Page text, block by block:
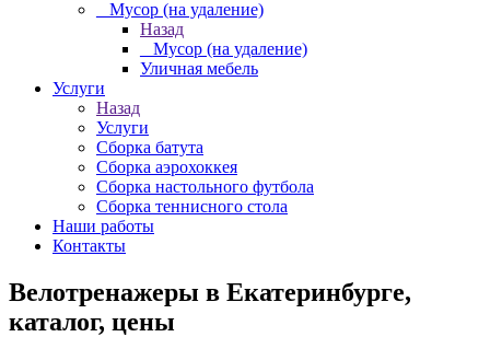
_ Мусор (на удаление)
Назад
_ Мусор (на удаление)
Уличная мебель
Услуги
Назад
Услуги
Сборка батута
Сборка аэрохоккея
Сборка настольного футбола
Сборка теннисного стола
Наши работы
Контакты
Велотренажеры в Екатеринбурге,
каталог, цены